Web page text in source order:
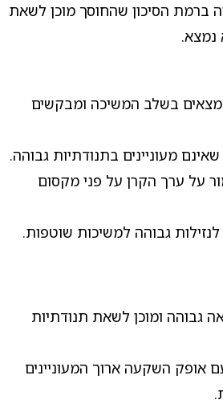
ברמת הסיכון שהחוסך מוכן לשאת
נמצא.
בשלב המשיכה ומבקשים
שאינם מעוניינים בתנודתיות גבוהה.
על ערך הקרן על פני מקסום
גבוהה למשיכות שוטפות.
גבוהה ומוכן לשאת תנודתיות
אופק השקעה ארוך המעוניינים